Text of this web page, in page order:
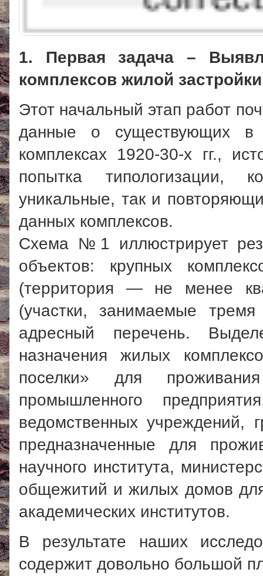
1. Первая задача –
комплексов жилой застройки
Этот начальный этап работ
данные о существующих в
комплексах 1920-30-х гг.,
попытка типологизации,
уникальные, так и
данных комплексов.
Схема №1 иллюстрирует
объектов: крупных
(территория — не менее
(участки, занимаемые
адресный перечень.
назначения жилых
поселки» для
промышленного
ведомственных учреждений,
предназначенные для
научного института,
общежитий и жилых домов для
академических институтов.
В результате наших
содержит довольно большой